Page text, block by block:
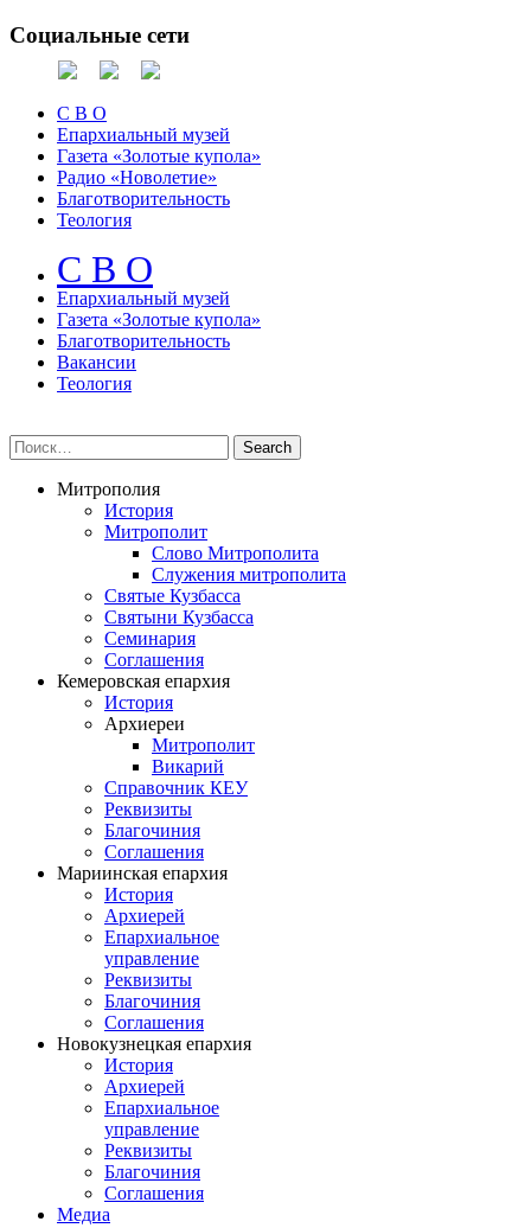
Социальные сети
С В О
Епархиальный музей
Газета «Золотые купола»
Радио «Новолетие»
Благотворительность
Теология
С В О
Епархиальный музeй
Газета «Золотые купола»
Благотворительность
Вакансии
Теология
Митрополия
История
Митрополит
Слово Митрополита
Служения митрополита
Святые Кузбасса
Святыни Кузбасса
Семинария
Соглашения
Кемеровская епархия
История
Архиереи
Митрополит
Викарий
Справочник КЕУ
Реквизиты
Благочиния
Соглашения
Мариинская епархия
История
Архиерей
Епархиальное
управление
Реквизиты
Благочиния
Соглашения
Новокузнецкая епархия
История
Архиерей
Епархиальное
управление
Реквизиты
Благочиния
Соглашения
Медиа